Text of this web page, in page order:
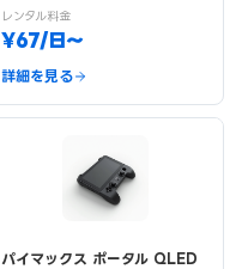
レンタル料金
¥67/日〜
詳細を見る
パイマックス ポータル QLED